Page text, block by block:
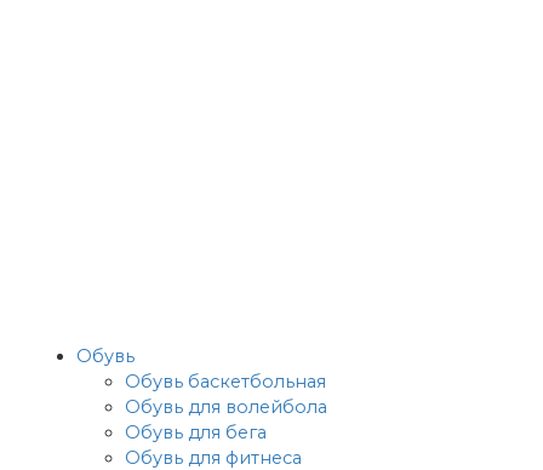
Обувь
Обувь баскетбольная
Обувь для волейбола
Обувь для бега
Обувь для фитнеса